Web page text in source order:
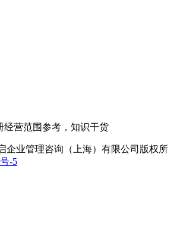
企业管理咨询（上海）有限公司版权所
-5